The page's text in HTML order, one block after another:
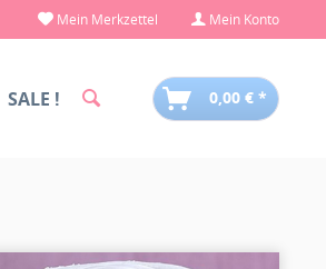
Mein Merkzettel Mein Konto
SALE ! 0,00 € *